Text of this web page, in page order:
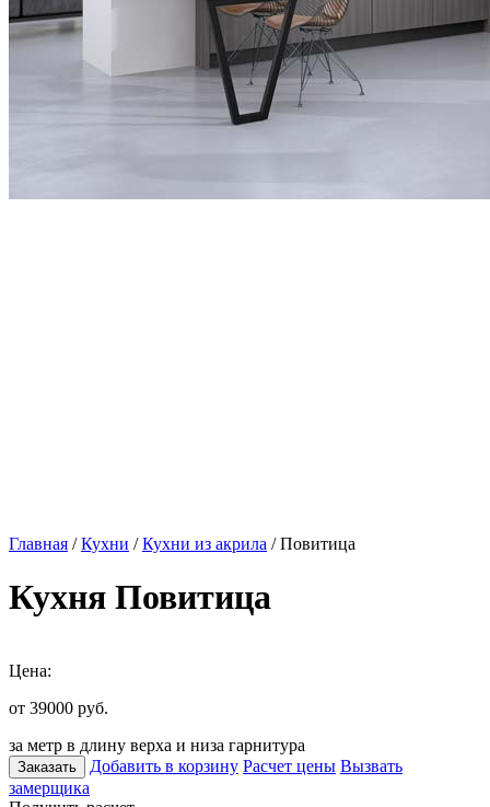
Главная /Кухни /Кухни из акрила / Повитица
Кухня Повитица
Цена:
от 39000 руб.
за метр в длину верха и низа гарнитура
Заказать Добавить в корзину Расчет цены Вызвать
замерщика